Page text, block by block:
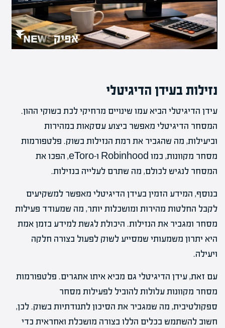
נזילות בעידן הדיגיטלי
עידן הדיגיטלי הביא עמו שינויים מרחיקי לכת בשוקי ההון.
המסחר הדיגיטלי מאפשר ביצוע עסקאות במהירות
וביעילות, מה שהגביר את רמת הנזילות בשוק. פלטפורמות
מסחר מקוונות, כמו Robinhood ו-eToro, הפכו את
המסחר לנגיש לכולם, מה שתרם לעלייה בנזילות.
בנוסף, המידע הזמין בעידן הדיגיטלי מאפשר למשקיעים
לקבל החלטות מהירות ומושכלות יותר, מה שמעודד פעילות
מסחר ומגביר את הנזילות. היכולת לגשת למידע בזמן אמת
היא יתרון משמעותי שמסייע לשוק לפעול בצורה חלקה
ויעילה.
עם זאת, עידן הדיגיטלי גם מביא איתו אתגרים. פלטפורמות
מסחר מקוונות עלולות להוביל לפעילות מסחר
ספקולטיבית, מה שמגביר את הסיכון לתנודתיות בשוק. לכן,
חשוב להשתמש בכלים הללו בצורה מושכלת ואחראית כדי